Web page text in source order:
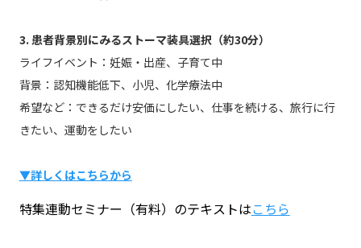
3. 患者背景別にみるストーマ装具選択（約30分）
ライフイベント：妊娠・出産、子育て中
背景：認知機能低下、小児、化学療法中
希望など：できるだけ安価にしたい、仕事を続ける、旅行に行
きたい、運動をしたい
▼詳しくはこちらから
特集連動セミナー（有料）のテキストはこちら